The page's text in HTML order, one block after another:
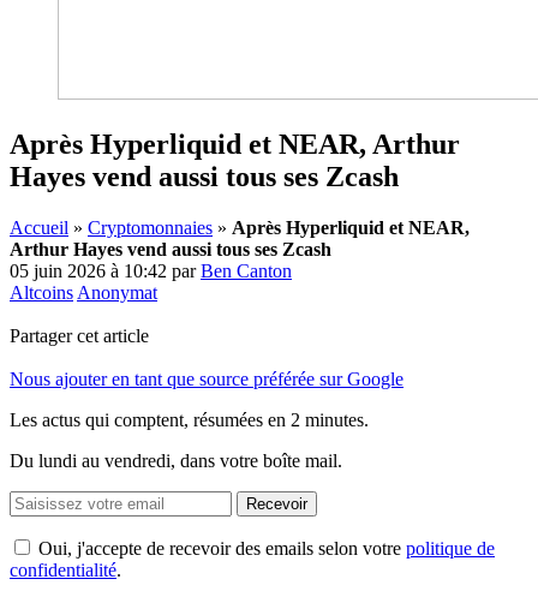
Après Hyperliquid et NEAR, Arthur
Hayes vend aussi tous ses Zcash
Accueil » Cryptomonnaies » Après Hyperliquid et NEAR,
Arthur Hayes vend aussi tous ses Zcash
05 juin 2026 à 10:42 parBen Canton
Altcoins Anonymat
Partager cet article
Nous ajouter en tant que source préférée sur Google
Les actus qui comptent, résumées en 2 minutes.
Du lundi au vendredi, dans votre boîte mail.
Recevoir
Oui, j'accepte de recevoir des emails selon votre politique de
confidentialité.